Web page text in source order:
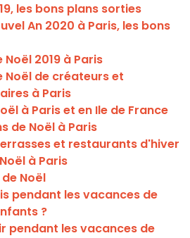
les bons plans sorties
An 2020 à Paris, les bons
Noël 2019 à Paris
Noël de créateurs et
à Paris
à Paris et en Ile de France
de Noël à Paris
et restaurants d'hiver
à Paris
Noël
pendant les vacances de
?
pendant les vacances de